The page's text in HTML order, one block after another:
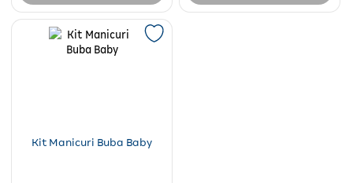
Kit Manicuri Buba Baby